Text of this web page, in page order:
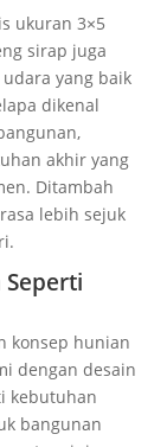
ukuran 3×5
sirap juga
yang baik
dikenal
akhir yang
Ditambah
lebih sejuk
konsep hunian
dengan desain
kebutuhan
bangunan